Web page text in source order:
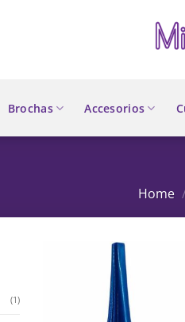
Brochas Accesorios
Home
(1)